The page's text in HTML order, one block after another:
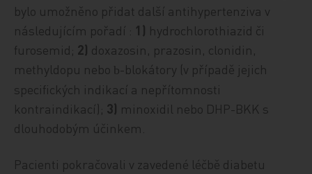
bylo umožněno přidat další antihypertenziva v
následujícím pořadí : 1) hydrochlorothiazid či
furosemid; 2) doxazosin, prazosin, clonidin,
methyldopu nebo b-blokátory (v případě jejich
specifických indikací a nepřítomnosti
kontraindikací); 3) minoxidil nebo DHP-BKK s
dlouhodobým účinkem.
Pacienti pokračovali v zavedené léčbě diabetu